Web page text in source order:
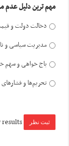
مهم ترین دلیل عدم
دخالت دولت و
مدیریت سیاسی و
باج خواهی و سهم
تحریم‌ها و